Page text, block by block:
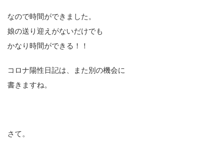
なので時間ができました。
娘の送り迎えがないだけでも
かなり時間ができる！！
コロナ陽性日記は、また別の機会に
書きますね。
さて。